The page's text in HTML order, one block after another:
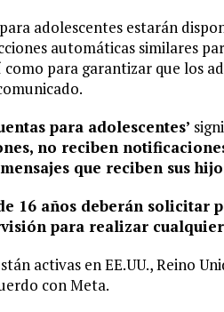
adolescentes estarán
automáticas similares
para garantizar que los
para adolescentes’
no reciben
que reciben sus
16 años deberán solicitar
para realizar
activas en EE.UU., Reino
con Meta.